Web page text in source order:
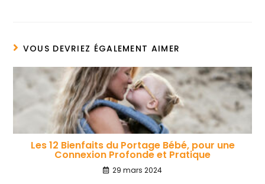
VOUS DEVRIEZ ÉGALEMENT AIMER
Les 12 Bienfaits du Portage Bébé, pour une
Connexion Profonde et Pratique
29 mars 2024